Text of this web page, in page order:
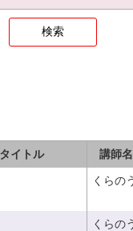
イトル 講師
くらの
くらの